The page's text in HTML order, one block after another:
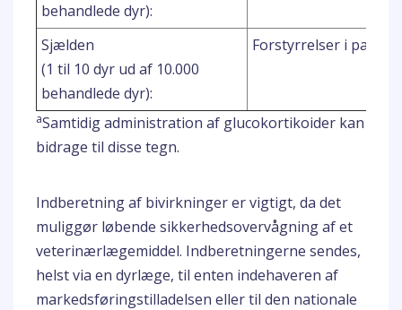
behandlede dyr):
Sjælden
(1 til 10 dyr ud af 10.000
behandlede dyr):
Forstyrrelser i
aSamtidig administration af glucokortikoider kan
bidrage til disse tegn.
Indberetning af bivirkninger er vigtigt, da det
muliggør løbende sikkerhedsovervågning af et
veterinærlægemiddel. Indberetningerne sendes,
helst via en dyrlæge, til enten indehaveren af
markedsføringstilladelsen eller til den nationale